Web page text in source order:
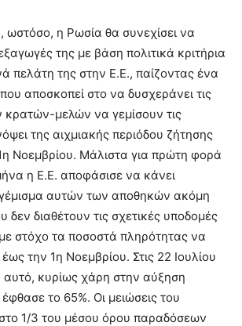
ωστόσο, η Ρωσία θα συνεχίσει να
της με βάση πολιτικά κριτήρια
πελάτη της στην Ε.Ε., παίζοντας ένα
που αποσκοπεί στο να δυσχεράνει τις
κρατών-μελών να γεμίσουν τις
της αιχμιακής περιόδου ζήτησης
Νοεμβρίου. Μάλιστα για πρώτη φορά
η Ε.Ε. αποφάσισε να κάνει
αυτών των αποθηκών ακόμη
δεν διαθέτουν τις σχετικές υποδομές
στόχο τα ποσοστά πληρότητας να
την 1η Νοεμβρίου. Στις 22 Ιουλίου
αυτό, κυρίως χάρη στην αύξηση
το 65%. Οι μειώσεις του
1/3 του μέσου όρου παραδόσεων